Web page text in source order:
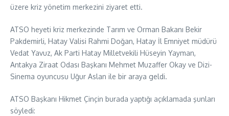
üzere kriz yönetim merkezini ziyaret etti.
ATSO heyeti kriz merkezinde Tarım ve Orman Bakanı Bekir
Pakdemirli, Hatay Valisi Rahmi Doğan, Hatay İl Emniyet müdürü
Vedat Yavuz, Ak Parti Hatay Milletvekili Hüseyin Yayman,
Antakya Ziraat Odası Başkanı Mehmet Muzaffer Okay ve Dizi-
Sinema oyuncusu Uğur Aslan ile bir araya geldi.
ATSO Başkanı Hikmet Çinçin burada yaptığı açıklamada şunları
söyledi: